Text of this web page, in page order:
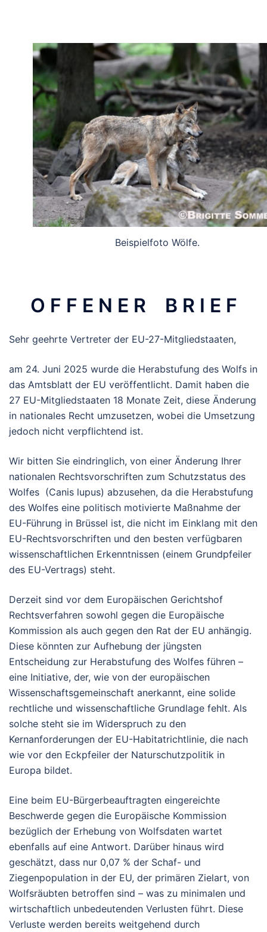
Beispielfoto Wölfe.
O F F E N E R B R I E F
Sehr geehrte Vertreter der EU-27-Mitgliedstaaten,
am 24. Juni 2025 wurde die Herabstufung des Wolfs in
das Amtsblatt der EU veröffentlicht. Damit haben die
27 EU-Mitgliedstaaten 18 Monate Zeit, diese Änderung
in nationales Recht umzusetzen, wobei die Umsetzung
jedoch nicht verpflichtend ist.
Wir bitten Sie eindringlich, von einer Änderung Ihrer
nationalen Rechtsvorschriften zum Schutzstatus des
Wolfes (Canis lupus) abzusehen, da die Herabstufung
des Wolfes eine politisch motivierte Maßnahme der
EU-Führung in Brüssel ist, die nicht im Einklang mit den
EU-Rechtsvorschriften und den besten verfügbaren
wissenschaftlichen Erkenntnissen (einem Grundpfeiler
des EU-Vertrags) steht.
Derzeit sind vor dem Europäischen Gerichtshof
Rechtsverfahren sowohl gegen die Europäische
Kommission als auch gegen den Rat der EU anhängig.
Diese könnten zur Aufhebung der jüngsten
Entscheidung zur Herabstufung des Wolfes führen –
eine Initiative, der, wie von der europäischen
Wissenschaftsgemeinschaft anerkannt, eine solide
rechtliche und wissenschaftliche Grundlage fehlt. Als
solche steht sie im Widerspruch zu den
Kernanforderungen der EU-Habitatrichtlinie, die nach
wie vor den Eckpfeiler der Naturschutzpolitik in
Europa bildet.
Eine beim EU-Bürgerbeauftragten eingereichte
Beschwerde gegen die Europäische Kommission
bezüglich der Erhebung von Wolfsdaten wartet
ebenfalls auf eine Antwort. Darüber hinaus wird
geschätzt, dass nur 0,07 % der Schaf- und
Ziegenpopulation in der EU, der primären Zielart, von
Wolfsräubten betroffen sind – was zu minimalen und
wirtschaftlich unbedeutenden Verlusten führt. Diese
Verluste werden bereits weitgehend durch